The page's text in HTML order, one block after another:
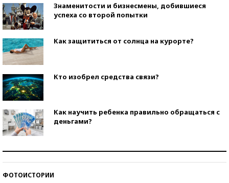
Знаменитости и бизнесмены, добившиеся
успеха со второй попытки
Как защититься от солнца на курорте?
Кто изобрел средства связи?
Как научить ребенка правильно обращаться с
деньгами?
ФОТОИСТОРИИ